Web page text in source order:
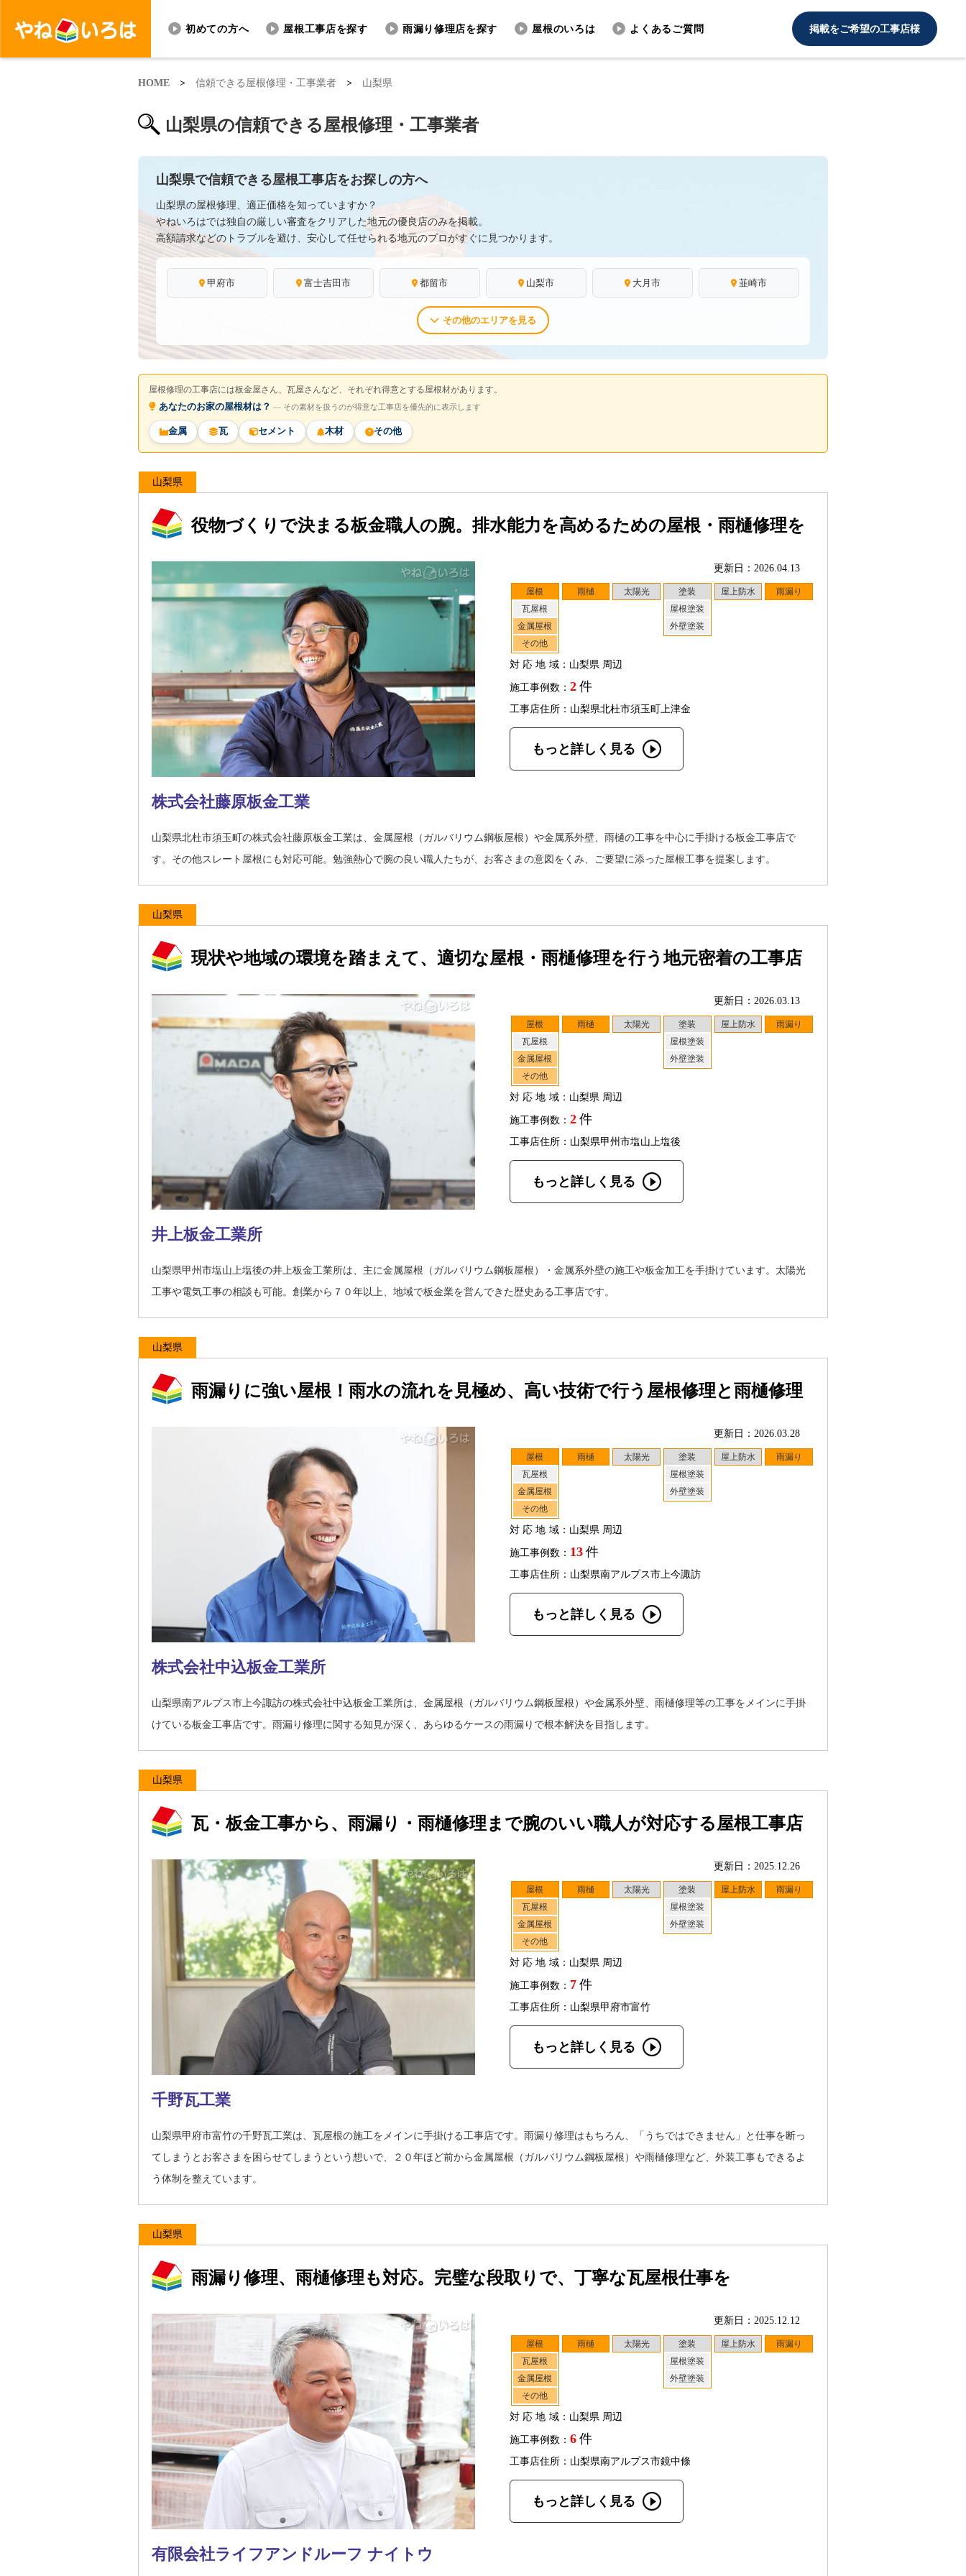
初めての方へ 屋根工事店を探す 雨漏り修理店を探す 屋根のいろは よくあるご質問 掲載をご希望の工事店様
HOME > 信頼できる屋根修理・工事業者 > 山梨県
山梨県の信頼できる屋根修理・工事業者
山梨県で信頼できる屋根工事店をお探しの方へ
山梨県の屋根修理、適正価格を知っていますか？
やねいろはでは独自の厳しい審査をクリアした地元の優良店のみを掲載。
高額請求などのトラブルを避け、安心して任せられる地元のプロがすぐに見つかります。
甲府市 富士吉田市 都留市 山梨市 大月市 韮崎市
その他のエリアを見る
屋根修理の工事店には板金屋さん、瓦屋さんなど、それぞれ得意とする屋根材があります。
あなたのお家の屋根材は？ ― その素材を扱うのが得意な工事店を優先的に表示します
金属 瓦 セメント 木材 その他
山梨県
役物づくりで決まる板金職人の腕。排水能力を高めるための屋根・雨樋修理を
更新日：2026.04.13
屋根
瓦屋根
金属屋根
その他
雨樋 太陽光
塗装
屋根塗装
外壁塗装
屋上防水 雨漏り
対応地域：山梨県 周辺
施工事例数： 2 件
工事店住所：山梨県北杜市須玉町上津金
もっと詳しく見る
株式会社藤原板金工業
山梨県北杜市須玉町の株式会社藤原板金工業は、金属屋根（ガルバリウム鋼板屋根）や金属系外壁、雨樋の工事を中心に手掛ける板金工事店で
す。その他スレート屋根にも対応可能。勉強熱心で腕の良い職人たちが、お客さまの意図をくみ、ご要望に添った屋根工事を提案します。
山梨県
現状や地域の環境を踏まえて、適切な屋根・雨樋修理を行う地元密着の工事店
更新日：2026.03.13
屋根
瓦屋根
金属屋根
その他
雨樋 太陽光
塗装
屋根塗装
外壁塗装
屋上防水 雨漏り
対応地域：山梨県 周辺
施工事例数： 2 件
工事店住所：山梨県甲州市塩山上塩後
もっと詳しく見る
井上板金工業所
山梨県甲州市塩山上塩後の井上板金工業所は、主に金属屋根（ガルバリウム鋼板屋根）・金属系外壁の施工や板金加工を手掛けています。太陽光
工事や電気工事の相談も可能。創業から７０年以上、地域で板金業を営んできた歴史ある工事店です。
山梨県
雨漏りに強い屋根！雨水の流れを見極め、高い技術で行う屋根修理と雨樋修理
更新日：2026.03.28
屋根
瓦屋根
金属屋根
その他
雨樋 太陽光
塗装
屋根塗装
外壁塗装
屋上防水 雨漏り
対応地域：山梨県 周辺
施工事例数： 13 件
工事店住所：山梨県南アルプス市上今諏訪
もっと詳しく見る
株式会社中込板金工業所
山梨県南アルプス市上今諏訪の株式会社中込板金工業所は、金属屋根（ガルバリウム鋼板屋根）や金属系外壁、雨樋修理等の工事をメインに手掛
けている板金工事店です。雨漏り修理に関する知見が深く、あらゆるケースの雨漏りで根本解決を目指します。
山梨県
瓦・板金工事から、雨漏り・雨樋修理まで腕のいい職人が対応する屋根工事店
更新日：2025.12.26
屋根
瓦屋根
金属屋根
その他
雨樋 太陽光
塗装
屋根塗装
外壁塗装
屋上防水 雨漏り
対応地域：山梨県 周辺
施工事例数： 7 件
工事店住所：山梨県甲府市富竹
もっと詳しく見る
千野瓦工業
山梨県甲府市富竹の千野瓦工業は、瓦屋根の施工をメインに手掛ける工事店です。雨漏り修理はもちろん、「うちではできません」と仕事を断っ
てしまうとお客さまを困らせてしまうという想いで、２０年ほど前から金属屋根（ガルバリウム鋼板屋根）や雨樋修理など、外装工事もできるよ
う体制を整えています。
山梨県
雨漏り修理、雨樋修理も対応。完璧な段取りで、丁寧な瓦屋根仕事を
更新日：2025.12.12
屋根
瓦屋根
金属屋根
その他
雨樋 太陽光
塗装
屋根塗装
外壁塗装
屋上防水 雨漏り
対応地域：山梨県 周辺
施工事例数： 6 件
工事店住所：山梨県南アルプス市鏡中條
もっと詳しく見る
有限会社ライフアンドルーフ ナイトウ